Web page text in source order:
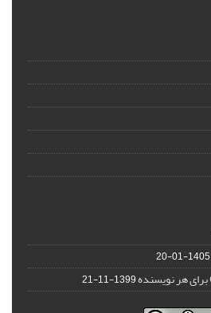
1405-01-20
1399-11-21